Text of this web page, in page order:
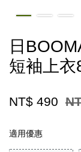
日
短袖上衣
NT$ 490
適用優惠